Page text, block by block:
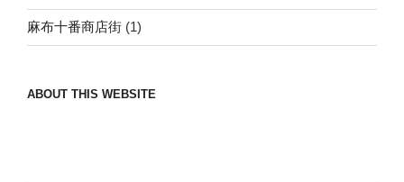
麻布十番商店街 (1)
ABOUT THIS WEBSITE